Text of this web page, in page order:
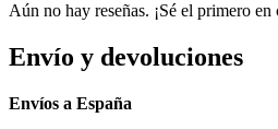
Aún no hay reseñas. ¡Sé el primero
Envío y devoluciones
Envíos a España